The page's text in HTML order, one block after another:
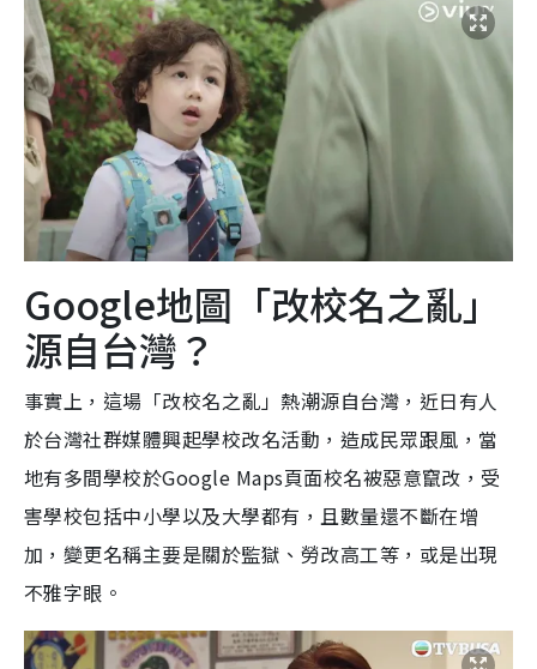
Google地圖「改校名之亂」
源自台灣？
事實上，這場「改校名之亂」熱潮源自台灣，近日有人
於台灣社群媒體興起學校改名活動，造成民眾跟風，當
地有多間學校於Google Maps頁面校名被惡意竄改，受
害學校包括中小學以及大學都有，且數量還不斷在增
加，變更名稱主要是關於監獄、勞改高工等，或是出現
不雅字眼。